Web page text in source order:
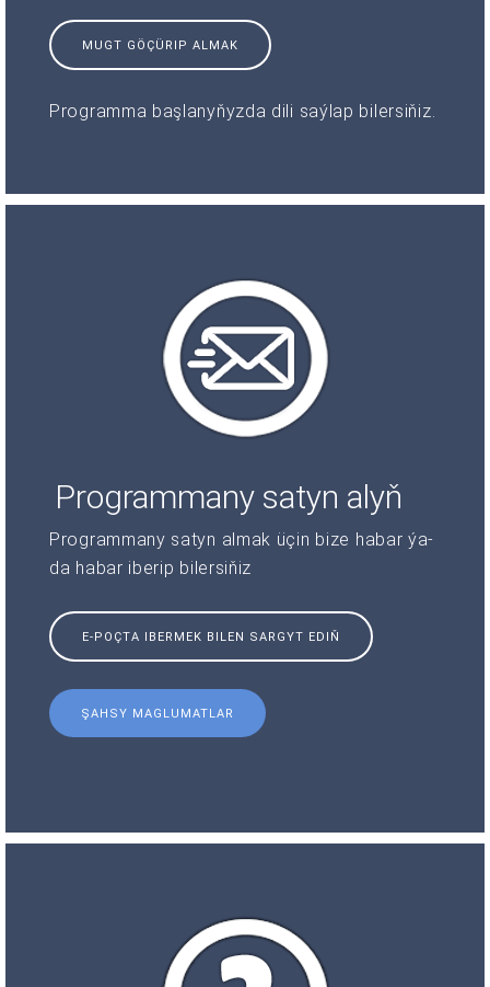
MUGT GÖÇÜRIP ALMAK
Programma başlanyňyzda dili saýlap bilersiňiz.
Programmany satyn alyň
Programmany satyn almak üçin bize habar ýa-
da habar iberip bilersiňiz
E-POÇTA IBERMEK BILEN SARGYT EDIŇ
ŞAHSY MAGLUMATLAR